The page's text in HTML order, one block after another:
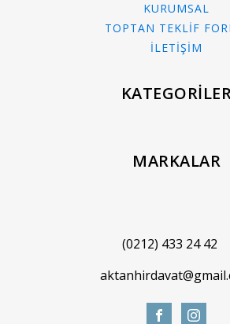
KURUMSAL
TOPTAN TEKLİF
İLETİŞİM
MARKALAR
(0212) 433 24 42